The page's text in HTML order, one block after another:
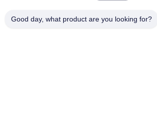
Tentang Kami
Good day, what product are you looking for?